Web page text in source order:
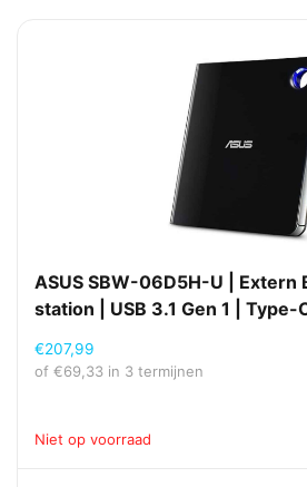
ASUS SBW-06D5H-U | Extern
station | USB 3.1 Gen 1 | Type-
€207,99
of €69,33 in 3 termijnen
Niet op voorraad